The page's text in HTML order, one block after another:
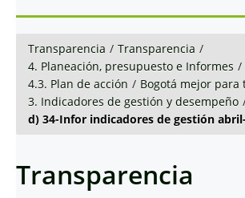
Transparencia / Transparencia /
4. Planeación, presupuesto e Informes /
4.3. Plan de acción / Bogotá mejor para
3. Indicadores de gestión y desempeño
d) 34-Infor indicadores de gestión
Transparencia